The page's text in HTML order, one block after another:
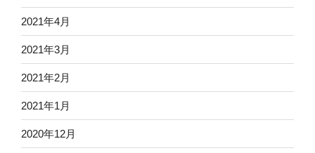
2021年4月
2021年3月
2021年2月
2021年1月
2020年12月